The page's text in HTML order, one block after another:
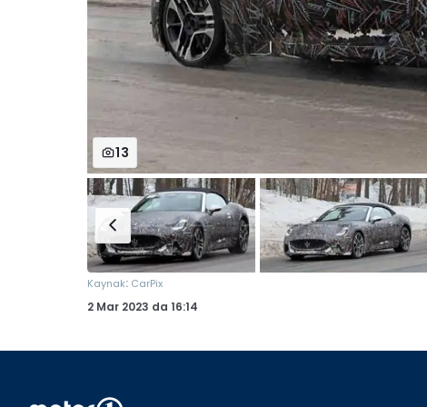
13
Kaynak: CarPix
2 Mar 2023 da 16:14